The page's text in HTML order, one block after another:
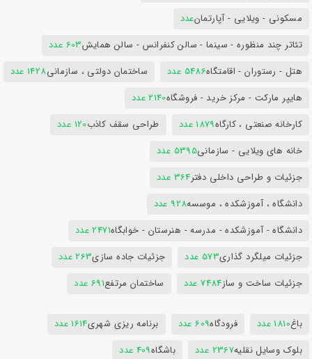
مسکونی - ویلایی - آپارتمانعدد
تئاتر چند منظوره - سینما - سالن کنفرانس - سالن همایش603 عدد
هتل - رستوران - اقامتگاه5486 عدد ساختمان دولتی ، سازمانی1428 عدد
هایپر مارکت - مرکز خرید - فروشگاه2140 عدد
کارخانه صنعتی ، کارگاه1879 عدد طراحی سقف کاذب120 عدد
خانه های ویلایی - سازمانی5395 عدد
جزئیات و طراحی داخلی دفتر364 عدد
دانشگاه ، آموزشکده ، موسسه928 عدد
دانشگاه - آموزشکده - مدرسه - هنرستان - خوابگاه2471 عدد
جزئیات میلگرد گذاری573 عدد جزئیات جاده سازی263 عدد
جزئیات ساخت و ساز7484 عدد ساختمان مرتفع691 عدد
باغ1810 عدد فرودگاه609 عدد برنامه ریزی شهری1614 عدد
بلوک وسایل نقلیه2367 عدد باشگاه409 عدد